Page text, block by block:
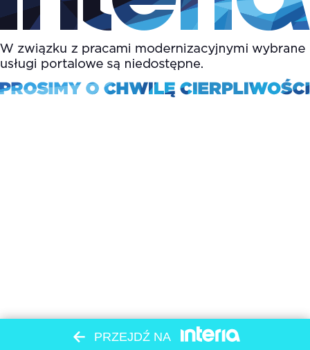
PRZEJDŹ NA